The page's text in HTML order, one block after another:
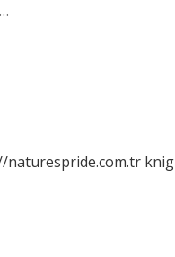
naturespride.com.tr